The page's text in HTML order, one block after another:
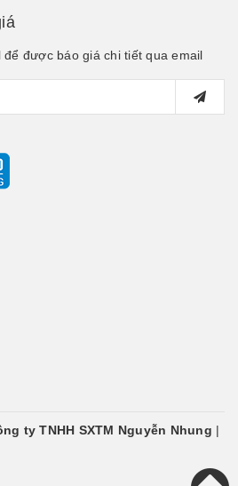
được báo giá chi tiết qua email
ty TNHH SXTM Nguyễn Nhung |